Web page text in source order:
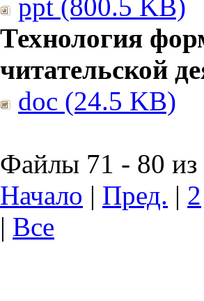
ppt (800.5 KB)
Технология
читательской
doc (24.5 KB)
Файлы 71 - 80 из
Начало | Пред. | 2
| Все